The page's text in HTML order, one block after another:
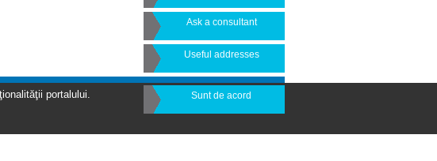
Ask a consultant
Useful addresses
portalului.
Sunt de acord